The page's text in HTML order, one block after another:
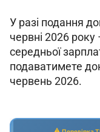
У разі подання
червні 2026
середньої
подаватимете
червень 2026.